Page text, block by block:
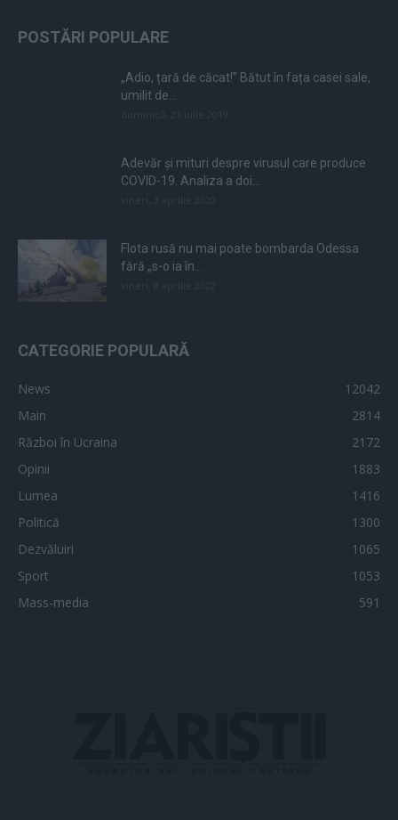
POSTĂRI POPULARE
„Adio, țară de căcat!” Bătut în fața casei sale,
umilit de...
Adevăr și mituri despre virusul care produce
COVID-19. Analiza a doi...
Flota rusă nu mai poate bombarda Odessa
fără „s-o ia în...
CATEGORIE POPULARĂ
News
12042
Main
2814
Război în Ucraina
2172
Opinii
1883
Lumea
1416
Politică
1300
Dezvăluiri
1065
Sport
1053
Mass-media
591